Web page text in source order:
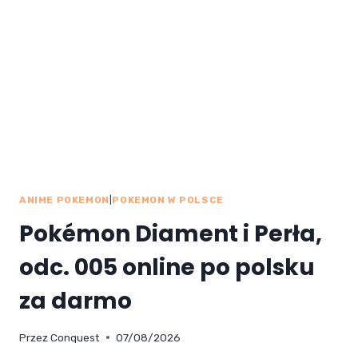
ANIME POKEMON POKEMON W POLSCE
Pokémon Diament i Perła,
odc. 005 online po polsku
za darmo
Przez Conquest 07/08/2026